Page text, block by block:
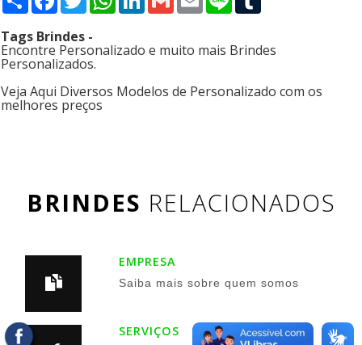
Tags Brindes -
Encontre Personalizado e muito mais Brindes
Personalizados.
Veja Aqui Diversos Modelos de Personalizado com os
melhores preços
BRINDES RELACIONADOS
EMPRESA
Saiba mais sobre quem somos
SERVIÇOS